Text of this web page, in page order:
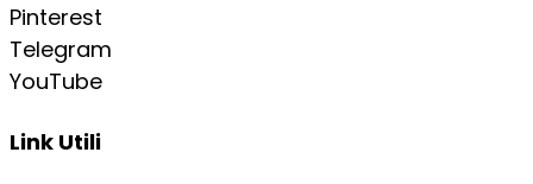
Pinterest
Telegram
YouTube
Link Utili